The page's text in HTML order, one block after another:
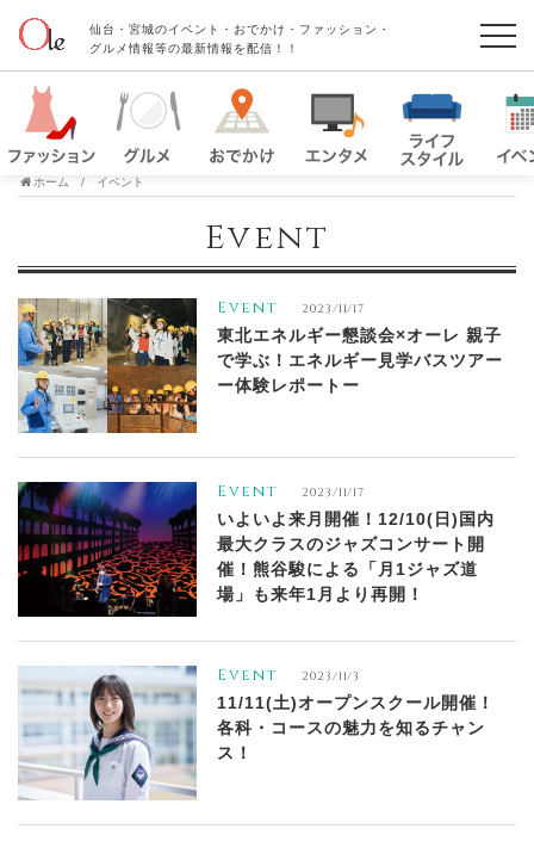
仙台・宮城のイベント・おでかけ・ファッション・
グルメ情報等の最新情報を配信！！
ホーム イベント
Event
Event 2023/11/17
東北エネルギー懇談会×オーレ 親子
で学ぶ！エネルギー見学バスツアー
ー体験レポートー
Event 2023/11/17
いよいよ来月開催！12/10(日)国内
最大クラスのジャズコンサート開
催！熊谷駿による「月1ジャズ道
場」も来年1月より再開！
Event 2023/11/3
11/11(土)オープンスクール開催！
各科・コースの魅力を知るチャン
ス！